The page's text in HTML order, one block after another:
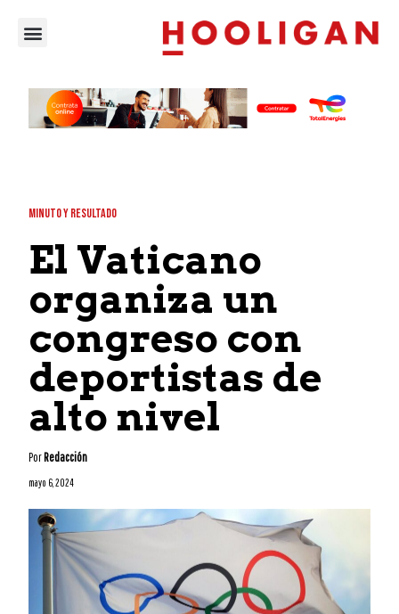
MINUTO Y RESULTADO
El Vaticano
organiza un
congreso con
deportistas de
alto nivel
PorRedacción
mayo 6, 2024